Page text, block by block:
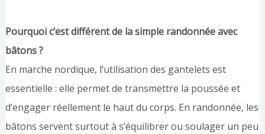
Pourquoi c’est différent de la simple randonnée avec
bâtons ?
En marche nordique, l’utilisation des gantelets est
essentielle : elle permet de transmettre la poussée et
d’engager réellement le haut du corps. En randonnée, les
bâtons servent surtout à s’équilibrer ou soulager un peu